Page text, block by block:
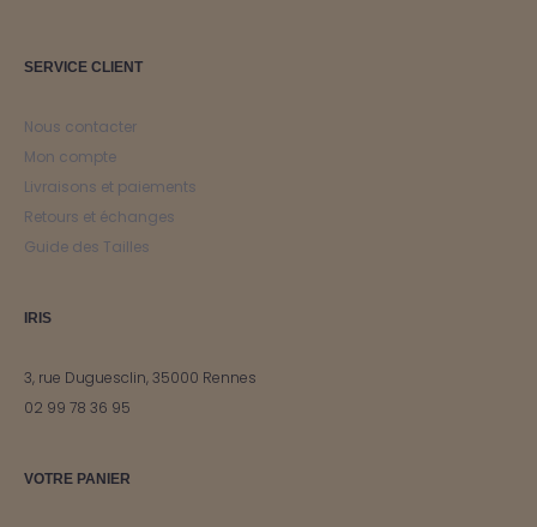
SERVICE CLIENT
Nous contacter
Mon compte
Livraisons et paiements
Retours et échanges
Guide des Tailles
IRIS
3, rue Duguesclin, 35000 Rennes
02 99 78 36 95
VOTRE PANIER